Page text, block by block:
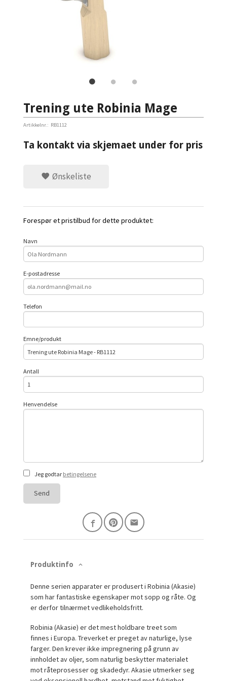
Trening ute Robinia Mage
Artikkelnr.: RB1112
Ta kontakt via skjemaet under for pris
Ønskeliste
Forespør et pristilbud for dette produktet:
Navn
E-postadresse
Telefon
Emne/produkt
Antall
Henvendelse
Jeg godtar betingelsene
Send
Produktinfo
Denne serien apparater er produsert i Robinia (Akasie)
som har fantastiske egenskaper mot sopp og råte. Og
er derfor tilnærmet vedlikeholdsfritt.
Robinia (Akasie) er det mest holdbare treet som
finnes i Europa. Treverket er preget av naturlige, lyse
farger. Den krever ikke impregnering på grunn av
innholdet av oljer, som naturlig beskytter materialet
mot råteprosesser og skadedyr. Akasie utmerker seg